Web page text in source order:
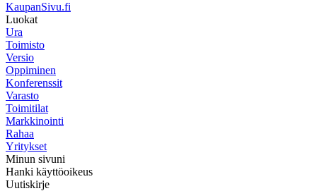
KaupanSivu.fi
Luokat
Ura
Toimisto
Versio
Oppiminen
Konferenssit
Varasto
Toimitilat
Markkinointi
Rahaa
Yritykset
Minun sivuni
Hanki käyttöoikeus
Uutiskirje